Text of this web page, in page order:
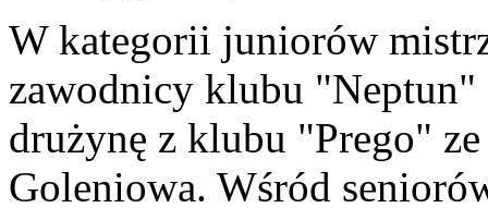
W kategorii juniorów
zawodnicy klubu
drużynę z klubu "Prego"
Goleniowa. Wśród